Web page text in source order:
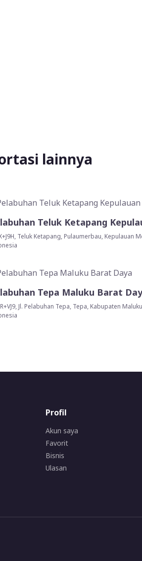
lainnya
Teluk Ketapang
Teluk Ketapang, Pulaumerbau, Kepulauan
Tepa Maluku Barat
Jl. Pelabuhan Tepa, Tepa, Kabupaten
Profil
Akun saya
Favorit
Bisnis
Ulasan